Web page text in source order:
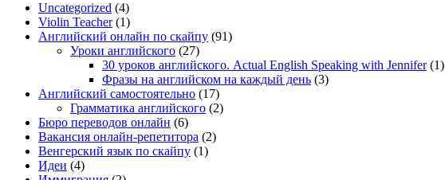
Uncategorized (4)
Violin Teacher(1)
Английский онлайн по скайпу (91)
Уроки английского (27)
30 уроков английского. Actual English Speaking with Jennifer(1)
Фразы на английском на каждый день (3)
Английский самостоятельно (17)
Грамматика английского (2)
Бюро переводов онлайн (6)
Вакансия онлайн-репетитора (2)
Венгерский язык по скайпу (1)
Идеи (4)